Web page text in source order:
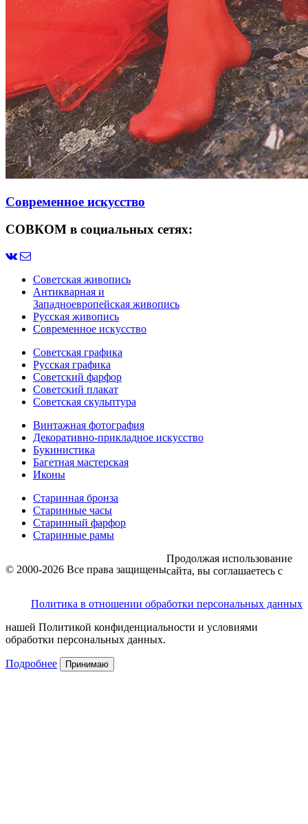
Современное искусство
СОВКОМ в социальных сетях:
Советская живопись
Антикварная и
Западноевропейская живопись
Русская живопись
Современное искусство
Советская графика
Русская графика
Советский фарфор
Советский плакат
Советская скульптура
Винтажная фотография
Декоративно-прикладное искусство
Букинистика
Багетная мастерская
Иконы
Старинная бронза
Старинные часы
Старинный фарфор
Старинные рамы
© 2000-2026 Все права защищены
Политика в отношении обработки персональных данных
Продолжая использование
сайта, вы соглашаетесь с
нашей Политикой конфиденциальности и условиями
обработки персональных данных.
Подробнее Принимаю